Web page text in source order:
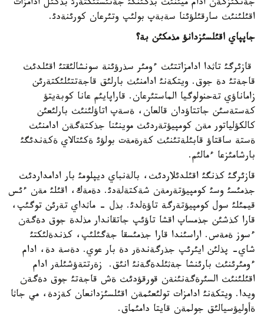
جةتكئزگةن ادام ميئنئث بذگئنگئ جةتئستئكتةرئ بذكئل ادامزات
اقئلئنئث سارقئلؤئنا سةبةپ بولئپ وتئرعان كورئنةدئ.
جاپپاي اقئلسئزدانؤ مذمكئن بة؟
قازئرگئ تاثدا ادامزاتتئث ءومئر سذرؤئنة سونشالئقتئ اقئلدئث
قاجةتئ دة جوق. ويتكةنئ ادامنئث بارلئق قاجةتتئلئكتةرئن
زاماناؤي تةحنولوگيا الماستئرعان. قاراپايئم عانا كوبةيتؤ
كةستةسئن جاتتاؤدان قالعان، ةسةپ اتاؤلئنئث بارلئعئن
كالكؤلياتور مةن كومپيؤتةردئث موينئنا جذكتةگةن ادامنئث
ةستة ساقتاؤ قابئلةتئنئث كةرةمةت بولؤئ ةكئتالاي ةكةندئگئ
بارشامئزعا ءمالئم.
قازئرگئ كذنگئ اقئلدئلاردئث، بالةنباي ديپلومئ بار ادامداردئث
جذمئسئ وسئ كومپيؤتةرمةن شةكتةلةدئ. دةمةك، اقئلئ مةن ءئس
قيمئلئ سول كومپيؤتةرگة تاؤةلدئ. بذل - ماثداي تةرئن توگئپ،
قارا كذشئن جذمساپ اقشا تاؤئپ جاتقاندار مذلدة جوق دةگةن
ءسوز ةمةس. اراسئندا قارا جذمئسقا جةگئلئپ، كذندةلئكتئ
شاي- پذلئن ايئرئپ جذرگةندةر دة بار عوي. دةسة دة، ادام
ءومئرئنئث بارئنشا جةثئلدةگةنئ انئق. زةرتتةؤشئلةر ادام
اقئلئنئث السئرةگةنئنةن قورقؤدئث ةش قاجةتئ جوق دةگةن
ويدا. ويتكةنئ ادامزات تولئعئمةن اقئلسئزدانعان كةزدة، مي جاثا
ةأوليؤسيالئق جولمةن قايتا دامئماق.